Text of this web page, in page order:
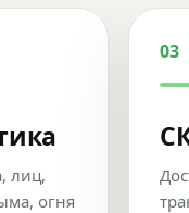
лиц,
огня
03